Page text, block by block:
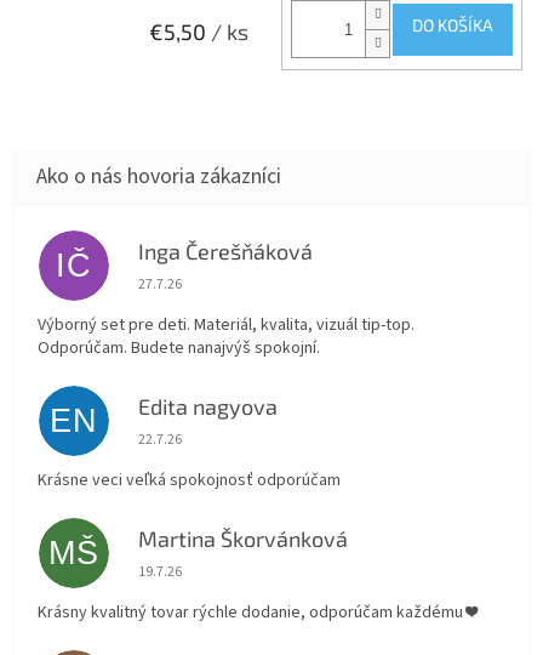
€5,50 / ks DO KOŠÍKA
IČ Inga Čerešňáková
Hodnotenie obchodu je 5 z 5 hviezdičiek.
27.7.26
Výborný set pre deti. Materiál, kvalita, vizuál tip-top.
Odporúčam. Budete nanajvýš spokojní.
EN Edita nagyova
Hodnotenie obchodu je 5 z 5 hviezdičiek.
22.7.26
Krásne veci veľká spokojnosť odporúčam
MŠ Martina Škorvánková
Hodnotenie obchodu je 5 z 5 hviezdičiek.
19.7.26
Krásny kvalitný tovar rýchle dodanie, odporúčam každému ❤️